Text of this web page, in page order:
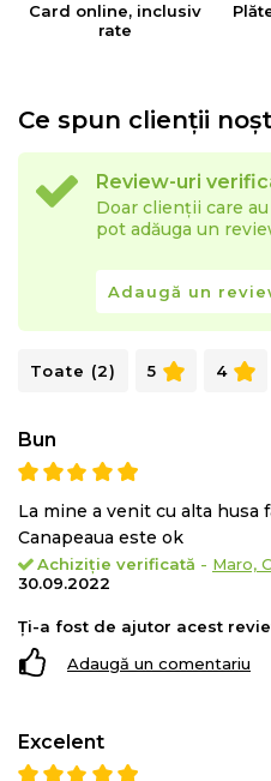
Card online, inclusiv
rate
Ce spun clienții
Review-uri
Doar clienții care
pot adăuga un
Adaugă un
Toate (2) 5 4
Bun
La mine a venit cu alta husa
Canapeaua este ok
Achiziție verificată - Maro,
30.09.2022
Ți-a fost de ajutor acest
Adaugă un comentariu
Excelent